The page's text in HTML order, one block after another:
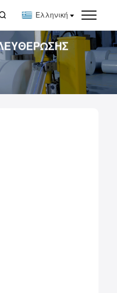
Ελληνική